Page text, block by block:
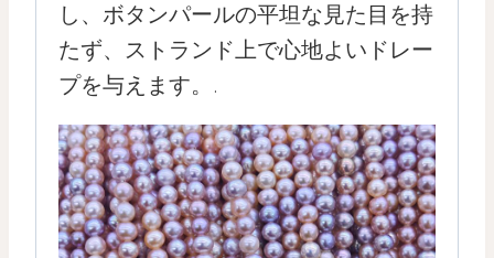
し、ボタンパールの平坦な見た目を持
たず、ストランド上で心地よいドレー
プを与えます。.